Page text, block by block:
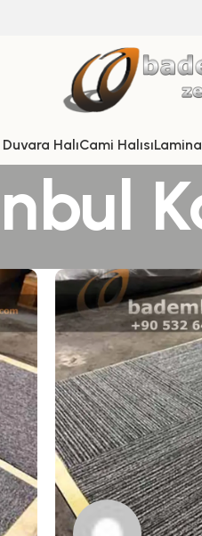
HalıCami Halısı